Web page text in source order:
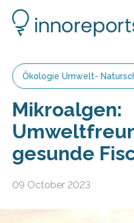
Ökologie Umwelt-
Mikroalgen:
gesunde
09 October 2023